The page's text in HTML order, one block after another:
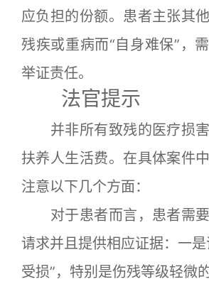
应负担的份额。患者主张其
残疾或重病而“自身难保”，
举证责任。
法官提示
并非所有致残的医疗损害
扶养人生活费。在具体案件
注意以下几个方面：
对于患者而言，患者需要
请求并且提供相应证据：一是
受损”，特别是伤残等级轻微